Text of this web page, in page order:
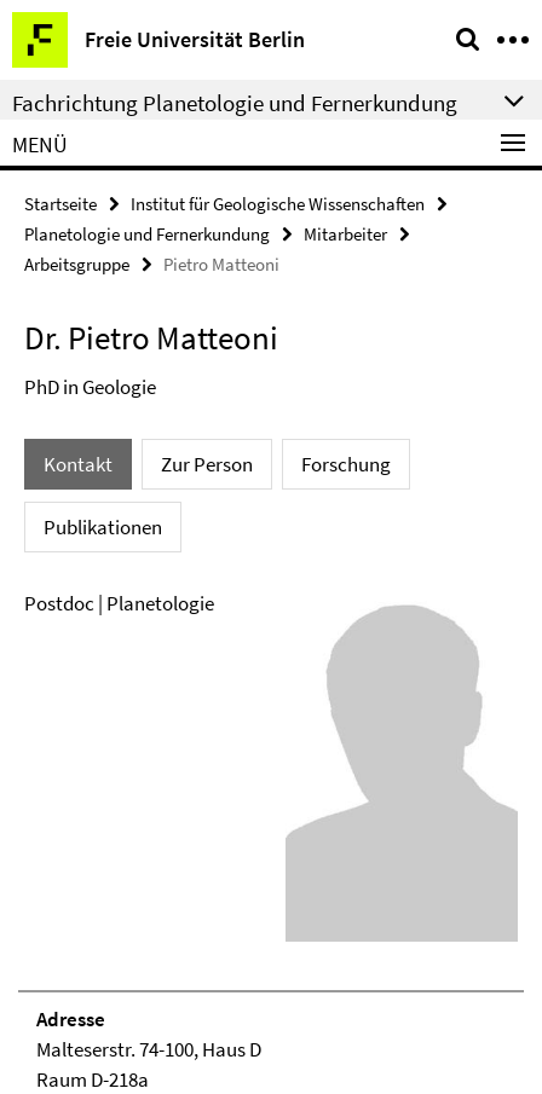
Springe
direkt
zu
Inhalt
Freie Universität Berlin
Service-
Navigation
Fachrichtung Planetologie und Fernerkundung
MENÜ
Startseite
Institut für Geologische Wissenschaften
Planetologie und Fernerkundung
Mitarbeiter
Arbeitsgruppe
Pietro Matteoni
Dr. Pietro Matteoni
PhD in Geologie
Kontakt Zur Person Forschung
Publikationen
Postdoc | Planetologie
Adresse
Malteserstr. 74-100, Haus D
Raum D-218a